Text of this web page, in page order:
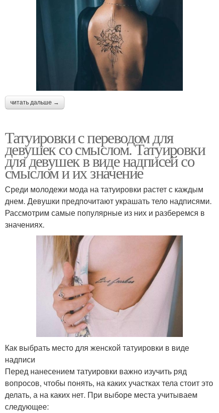
читать дальше →
Татуировки с переводом для
девушек со смыслом. Татуировки
для девушек в виде надписей со
смыслом и их значение
Среди молодежи мода на татуировки растет с каждым
днем. Девушки предпочитают украшать тело надписями.
Рассмотрим самые популярные из них и разберемся в
значениях.
Как выбрать место для женской татуировки в виде
надписи
Перед нанесением татуировки важно изучить ряд
вопросов, чтобы понять, на каких участках тела стоит это
делать, а на каких нет. При выборе места учитываем
следующее: